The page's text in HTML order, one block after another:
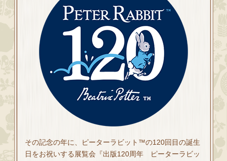
その記念の年に、ピーターラビット™の120回目の誕生
日をお祝いする展覧会『出版120周年 ピーターラビッ